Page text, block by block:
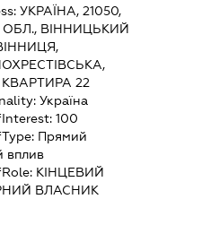
УКРАЇНА, 21050,
ВІННИЦЬКИЙ
22
Україна
100
Прямий
вплив
КІНЦЕВИЙ
ВЛАСНИК